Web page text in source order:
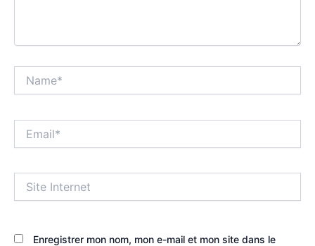
Internet
Enregistrer mon nom, mon e-mail et mon site dans le